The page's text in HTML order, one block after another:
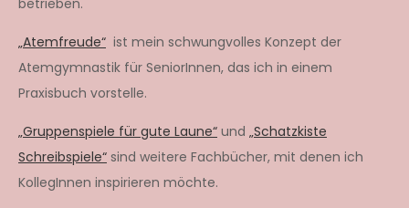
„Atemfreude“ ist mein schwungvolles Konzept der
Atemgymnastik für SeniorInnen, das ich in einem
Praxisbuch vorstelle.
„Gruppenspiele für gute Laune“ und „Schatzkiste
Schreibspiele“ sind weitere Fachbücher, mit denen ich
KollegInnen inspirieren möchte.